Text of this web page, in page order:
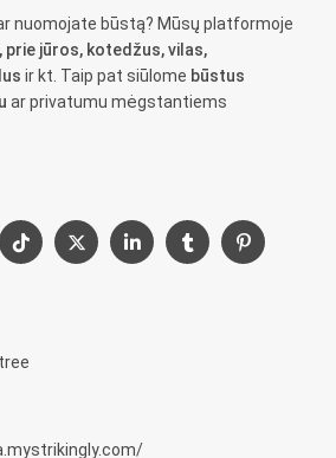
nuomojate būstą? Mūsų platformoje
prie jūros, kotedžus, vilas,
ir kt. Taip pat siūlome būstus
ar privatumu mėgstantiems